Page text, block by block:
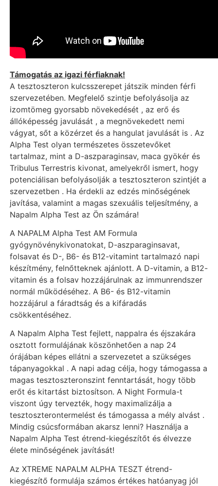
Támogatás az igazi férfiaknak!
A tesztoszteron kulcsszerepet játszik minden férfi
szervezetében. Megfelelő szintje befolyásolja az
izomtömeg gyorsabb növekedését , az erő és
állóképesség javulását , a megnövekedett nemi
vágyat, sőt a közérzet és a hangulat javulását is . Az
Alpha Test olyan természetes összetevőket
tartalmaz, mint a D-aszparaginsav, maca gyökér és
Tribulus Terrestris kivonat, amelyekről ismert, hogy
potenciálisan befolyásolják a tesztoszteron szintjét a
szervezetben . Ha érdekli az edzés minőségének
javítása, valamint a magas szexuális teljesítmény, a
Napalm Alpha Test az Ön számára!
A NAPALM Alpha Test AM Formula
gyógynövénykivonatokat, D-aszparaginsavat,
folsavat és D-, B6- és B12-vitamint tartalmazó napi
készítmény, felnőtteknek ajánlott. A D-vitamin, a B12-
vitamin és a folsav hozzájárulnak az immunrendszer
normál működéséhez. A B6- és B12-vitamin
hozzájárul a fáradtság és a kifáradás
csökkentéséhez.
A Napalm Alpha Test fejlett, nappalra és éjszakára
osztott formulájának köszönhetően a nap 24
órájában képes ellátni a szervezetet a szükséges
tápanyagokkal . A napi adag célja, hogy támogassa a
magas tesztoszteronszint fenntartását, hogy több
erőt és kitartást biztosítson. A Night Formula-t
viszont úgy tervezték, hogy maximalizálja a
tesztoszterontermelést és támogassa a mély alvást .
Mindig csúcsformában akarsz lenni? Használja a
Napalm Alpha Test étrend-kiegészítőt és élvezze
élete minőségének javítását!
Az XTREME NAPALM ALPHA TESZT étrend-
kiegészítő formulája számos értékes hatóanyag jól